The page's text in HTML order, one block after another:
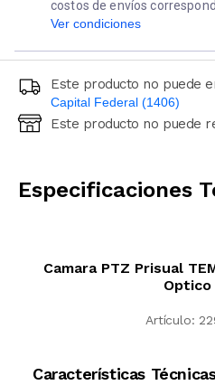
costos de envíos
Ver condiciones
Este producto no puede
Capital Federal (1406)
Ingresá código postal (sólo
Este producto no puede
Especificaciones
Camara PTZ Prisual
Optico
Artículo:
Características